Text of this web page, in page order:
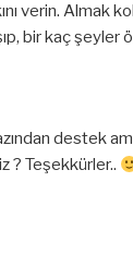
verin. Almak
bir kaç şeyler
destek
? Teşekkürler..